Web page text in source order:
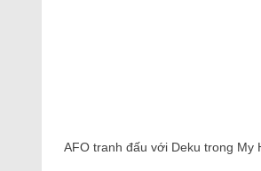
AFO tranh đấu với Deku trong My